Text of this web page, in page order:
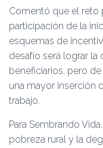
Comentó que el reto
participación de la
esquemas de
desafío será lograr
beneficiarios, pero
una mayor inserción
trabajo.
Para Sembrando
pobreza rural y la